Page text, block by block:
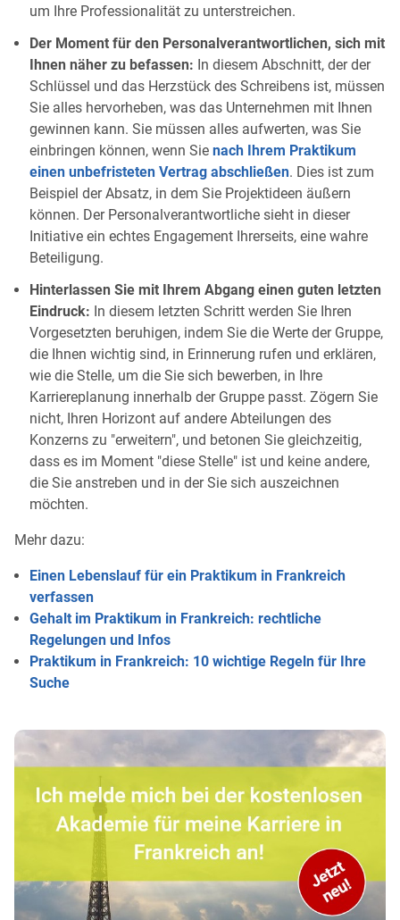
um Ihre Professionalität zu unterstreichen.
Der Moment für den Personalverantwortlichen, sich mit
Ihnen näher zu befassen: In diesem Abschnitt, der der
Schlüssel und das Herzstück des Schreibens ist, müssen
Sie alles hervorheben, was das Unternehmen mit Ihnen
gewinnen kann. Sie müssen alles aufwerten, was Sie
einbringen können, wenn Sie nach Ihrem Praktikum
einen unbefristeten Vertrag abschließen. Dies ist zum
Beispiel der Absatz, in dem Sie Projektideen äußern
können. Der Personalverantwortliche sieht in dieser
Initiative ein echtes Engagement Ihrerseits, eine wahre
Beteiligung.
Hinterlassen Sie mit Ihrem Abgang einen guten letzten
Eindruck: In diesem letzten Schritt werden Sie Ihren
Vorgesetzten beruhigen, indem Sie die Werte der Gruppe,
die Ihnen wichtig sind, in Erinnerung rufen und erklären,
wie die Stelle, um die Sie sich bewerben, in Ihre
Karriereplanung innerhalb der Gruppe passt. Zögern Sie
nicht, Ihren Horizont auf andere Abteilungen des
Konzerns zu "erweitern", und betonen Sie gleichzeitig,
dass es im Moment "diese Stelle" ist und keine andere,
die Sie anstreben und in der Sie sich auszeichnen
möchten.
Mehr dazu:
Einen Lebenslauf für ein Praktikum in Frankreich
verfassen
Gehalt im Praktikum in Frankreich: rechtliche
Regelungen und Infos
Praktikum in Frankreich: 10 wichtige Regeln für Ihre
Suche